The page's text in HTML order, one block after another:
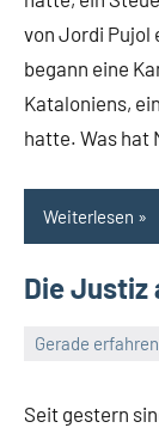
von Jordi Pujol
begann eine
Kataloniens,
hatte. Was hat
Weiterlesen
Die Justiz
Gerade erfahren
Seit gestern